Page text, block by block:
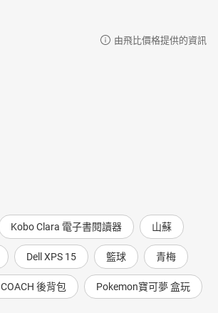
由飛比價格提供的資訊
Kobo Clara 電子書閱讀器 山蘇
Dell XPS 15 籃球 青梅
COACH 後背包 Pokemon寶可夢 盒玩